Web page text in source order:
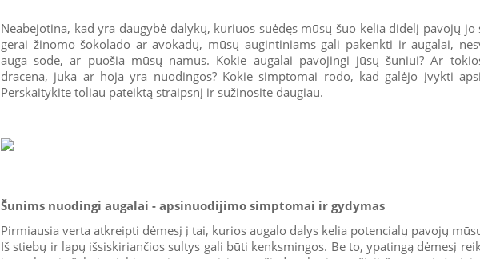
Neabejotina, kad yra daugybė dalykų, kuriuos suėdęs mūsų šuo kelia didelį pavojų jo
gerai žinomo šokolado ar avokadų, mūsų augintiniams gali pakenkti ir augalai,
auga sode, ar puošia mūsų namus. Kokie augalai pavojingi jūsų šuniui? Ar
dracena, juka ar hoja yra nuodingos? Kokie simptomai rodo, kad galėjo įvykti
Perskaitykite toliau pateiktą straipsnį ir sužinosite daugiau.
Šunims nuodingi augalai - apsinuodijimo simptomai ir gydymas
Pirmiausia verta atkreipti dėmesį į tai, kurios augalo dalys kelia potencialų pavojų
Iš stiebų ir lapų išsiskiriančios sultys gali būti kenksmingos. Be to, ypatingą dėmesį